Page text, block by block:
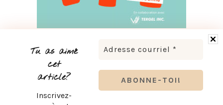
Tu as aimé
cet
article?
Inscrivez-